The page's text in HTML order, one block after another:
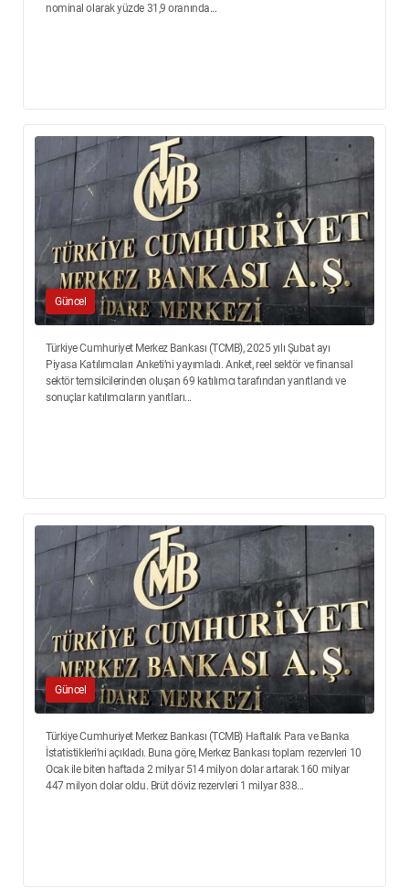
nominal olarak yüzde 31,9 oranında...
Güncel
Türkiye Cumhuriyet Merkez Bankası (TCMB), 2025 yılı Şubat ayı
Piyasa Katılımcıları Anketi’ni yayımladı. Anket, reel sektör ve finansal
sektör temsilcilerinden oluşan 69 katılımcı tarafından yanıtlandı ve
sonuçlar katılımcıların yanıtları...
Güncel
Türkiye Cumhuriyet Merkez Bankası (TCMB) Haftalık Para ve Banka
İstatistikleri’ni açıkladı. Buna göre, Merkez Bankası toplam rezervleri 10
Ocak ile biten haftada 2 milyar 514 milyon dolar artarak 160 milyar
447 milyon dolar oldu. Brüt döviz rezervleri 1 milyar 838...